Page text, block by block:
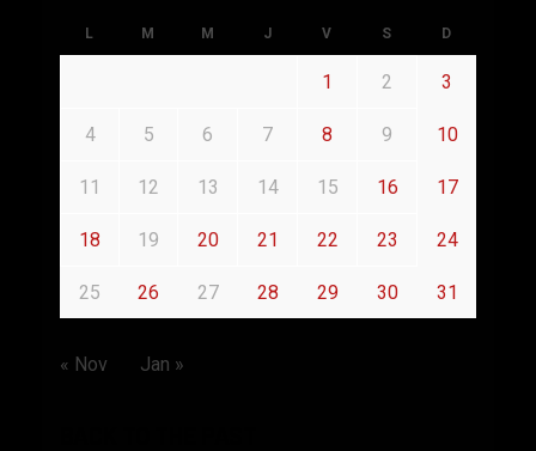
L M M J V S D
1 2 3
4 5 6 7 8 9 10
11 12 13 14 15 16 17
18 19 20 21 22 23 24
25 26 27 28 29 30 31
« Nov Jan »